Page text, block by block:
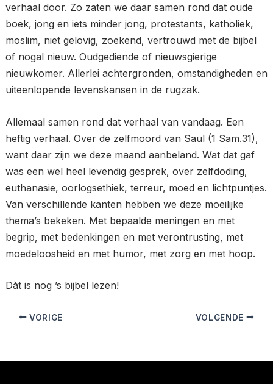
verhaal door. Zo zaten we daar samen rond dat oude
boek, jong en iets minder jong, protestants, katholiek,
moslim, niet gelovig, zoekend, vertrouwd met de bijbel
of nogal nieuw. Oudgediende of nieuwsgierige
nieuwkomer. Allerlei achtergronden, omstandigheden en
uiteenlopende levenskansen in de rugzak.
Allemaal samen rond dat verhaal van vandaag. Een
heftig verhaal. Over de zelfmoord van Saul (1 Sam.31),
want daar zijn we deze maand aanbeland. Wat dat gaf
was een wel heel levendig gesprek, over zelfdoding,
euthanasie, oorlogsethiek, terreur, moed en lichtpuntjes.
Van verschillende kanten hebben we deze moeilijke
thema’s bekeken. Met bepaalde meningen en met
begrip, met bedenkingen en met verontrusting, met
moedeloosheid en met humor, met zorg en met hoop.
Dàt is nog ’s bijbel lezen!
VORIGE VOLGENDE